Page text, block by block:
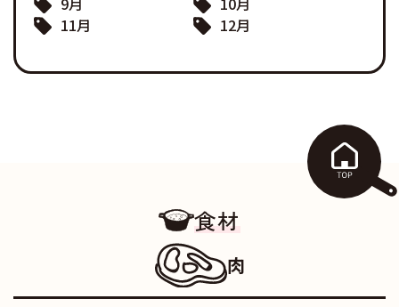
11月
12月
食材
肉